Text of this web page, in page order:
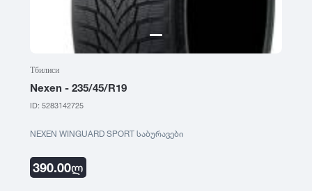
Тбилиси
Nexen - 235/45/R19
ID: 5283142725
NEXEN WINGUARD SPORT საბურავები
390.00ლ